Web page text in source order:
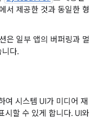
에서 제공한 것과 동일한 형
은 일부 앱의 버퍼링과 멀
다.
여 시스템 UI가 미디어 재
시할 수 있게 합니다. UI와